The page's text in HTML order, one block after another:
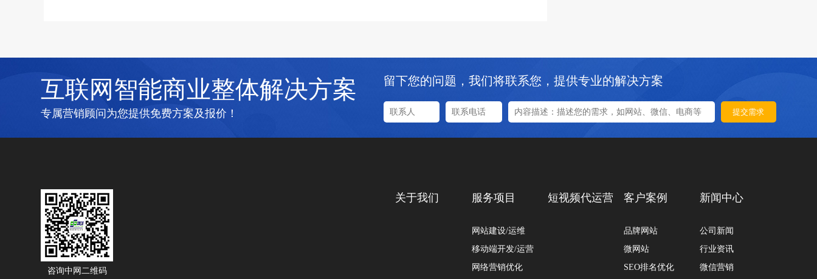
互联网智能商业整体解决方案
专属营销顾问为您提供免费方案及报价！
留下您的问题，我们将联系您，提供专业的解决方案
提交需求
咨询中网二维码
关于我们 服务项目
网站建设/运维
移动端开发/运营
网络营销优化
短视频代运营 客户案例
品牌网站
微网站
SEO排名优化
新闻中心
公司新闻
行业资讯
微信营销